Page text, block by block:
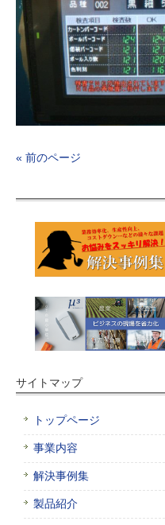
« 前のページ
サイトマップ
トップページ
事業内容
解決事例集
製品紹介